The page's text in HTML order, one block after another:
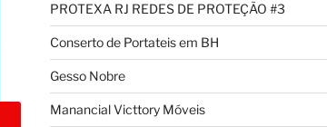
PROTEXA RJ REDES DE PROTEÇÃO #3
Conserto de Portateis em BH
Gesso Nobre
Manancial Victtory Móveis